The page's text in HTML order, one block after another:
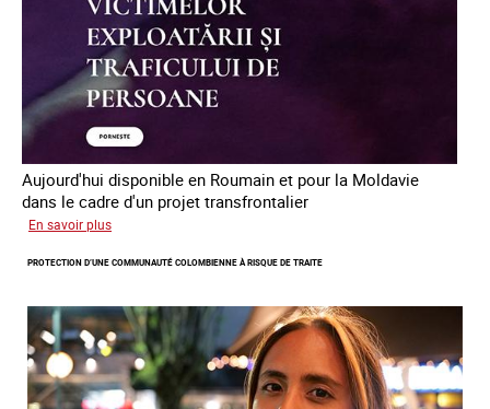
Europe
Aujourd'hui disponible en Roumain et pour la Moldavie
dans le cadre d'un projet transfrontalier
En savoir plus
module
formation
en
ligne
sur
PROTECTION D’UNE COMMUNAUTÉ COLOMBIENNE À RISQUE DE TRAITE